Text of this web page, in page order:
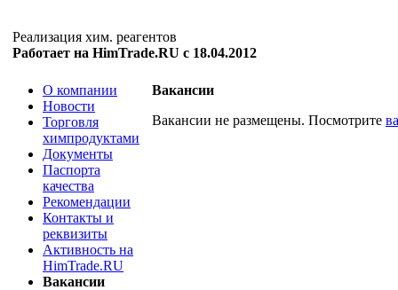
Реализация хим. реагентов
Работает на HimTrade.RU с 18.04.2012
О компании
Новости
Торговля
химпродуктами
Документы
Паспорта
качества
Рекомендации
Контакты и
реквизиты
Активность на
HimTrade.RU
Вакансии
Вакансии
Вакансии не размещены. Посмотрите